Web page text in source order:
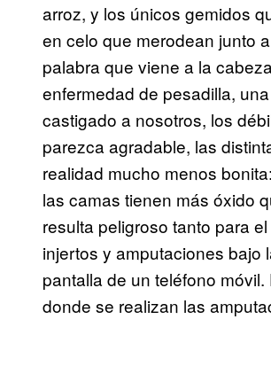
arroz, y los únicos gemidos
en celo que merodean junto
palabra que viene a la
enfermedad de pesadilla,
castigado a nosotros, los
parezca agradable, las
realidad mucho menos
las camas tienen más óxido
resulta peligroso tanto para
injertos y amputaciones bajo
pantalla de un teléfono móvil.
donde se realizan las